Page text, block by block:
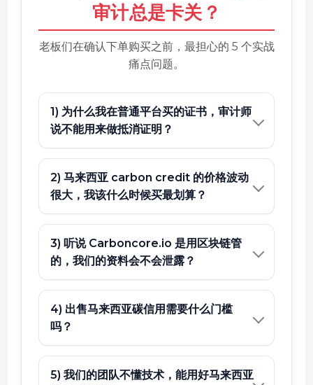
审计总是卡关？
老板们在确认下单购买之前，最担心的 5 个实战
痛点问题。
1) 为什么我在普通平台买的证书，审计师
说不能用来做抵消证明？
2) 马来西亚 carbon credit 的价格波动
很大，我该什么时候买最划算？
3) 听说 Carboncore.io 是用区块链管
的，我们的资料会不会泄露？
4) 出售马来西亚碳信用需要什么门槛
吗？
5) 我们的团队不懂技术，能用好马来西亚